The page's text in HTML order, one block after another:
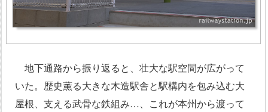
地下通路から振り返ると、壮大な駅空間が広がって
いた。歴史薫る大きな木造駅舎と駅構内を包み込む大
屋根、支える武骨な鉄組み…、これが本州から渡って